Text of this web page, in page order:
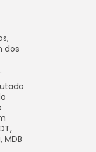
dos
MDB